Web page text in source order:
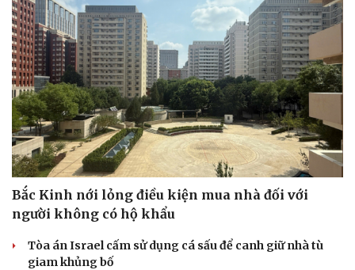
Bắc Kinh nới lỏng điều kiện mua nhà đối với
người không có hộ khẩu
Tòa án Israel cấm sử dụng cá sấu để canh giữ nhà tù
giam khủng bố